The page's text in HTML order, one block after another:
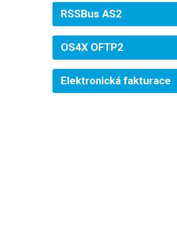
RSSBus AS2
OS4X OFTP2
Elektronická fakturace